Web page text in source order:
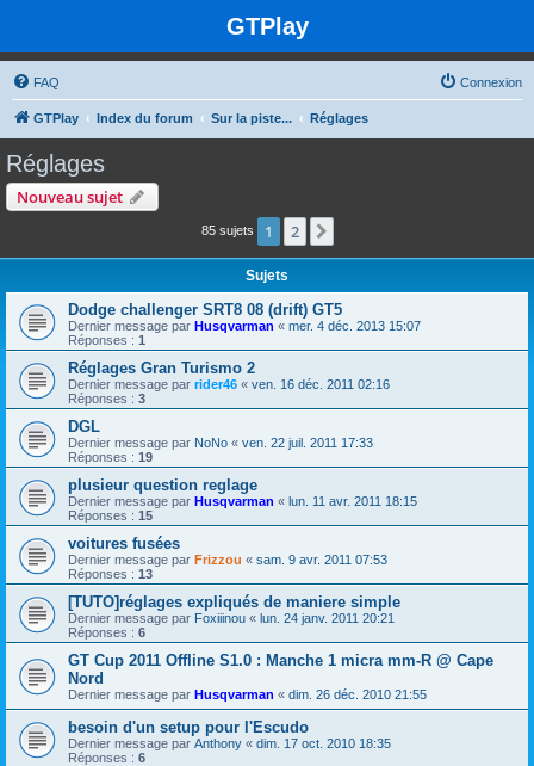
GTPlay
FAQ Connexion
GTPlay Index du forum Sur la piste... Réglages
Réglages
Nouveau sujet
85 sujets 1 2
Sujets
Dodge challenger SRT8 08 (drift) GT5
Dernier message par Husqvarman « mer. 4 déc. 2013 15:07
Réponses : 1
Réglages Gran Turismo 2
Dernier message par rider46 « ven. 16 déc. 2011 02:16
Réponses : 3
DGL
Dernier message par NoNo « ven. 22 juil. 2011 17:33
Réponses : 19
plusieur question reglage
Dernier message par Husqvarman « lun. 11 avr. 2011 18:15
Réponses : 15
voitures fusées
Dernier message par Frizzou « sam. 9 avr. 2011 07:53
Réponses : 13
[TUTO]réglages expliqués de maniere simple
Dernier message par Foxiiinou « lun. 24 janv. 2011 20:21
Réponses : 6
GT Cup 2011 Offline S1.0 : Manche 1 micra mm-R @ Cape
Nord
Dernier message par Husqvarman « dim. 26 déc. 2010 21:55
besoin d'un setup pour l'Escudo
Dernier message par Anthony « dim. 17 oct. 2010 18:35
Réponses : 6